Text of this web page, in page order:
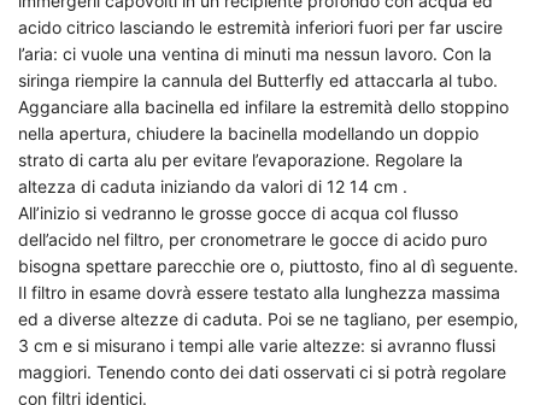
acido citrico lasciando le estremità inferiori fuori per far uscire
l’aria: ci vuole una ventina di minuti ma nessun lavoro. Con la
siringa riempire la cannula del Butterfly ed attaccarla al tubo.
Agganciare alla bacinella ed infilare la estremità dello stoppino
nella apertura, chiudere la bacinella modellando un doppio
strato di carta alu per evitare l’evaporazione. Regolare la
altezza di caduta iniziando da valori di 12 14 cm .
All’inizio si vedranno le grosse gocce di acqua col flusso
dell’acido nel filtro, per cronometrare le gocce di acido puro
bisogna spettare parecchie ore o, piuttosto, fino al dì seguente.
Il filtro in esame dovrà essere testato alla lunghezza massima
ed a diverse altezze di caduta. Poi se ne tagliano, per esempio,
3 cm e si misurano i tempi alle varie altezze: si avranno flussi
maggiori. Tenendo conto dei dati osservati ci si potrà regolare
con filtri identici.